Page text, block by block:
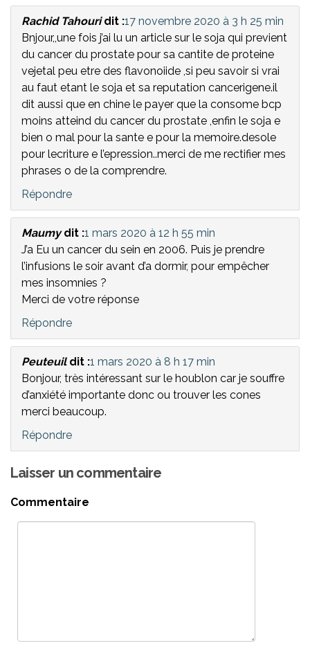
Rachid Tahouri dit :17 novembre 2020 à 3 h 25 min
Bnjour,,une fois j’ai lu un article sur le soja qui previent
du cancer du prostate pour sa cantite de proteine
vejetal peu etre des flavonoiide ,si peu savoir si vrai
au faut etant le soja et sa reputation cancerigene.il
dit aussi que en chine le payer que la consome bcp
moins atteind du cancer du prostate ,enfin le soja e
bien o mal pour la sante e pour la memoire.desole
pour lecriture e l’epression..merci de me rectifier mes
phrases o de la comprendre.
Répondre
Maumy dit :1 mars 2020 à 12 h 55 min
J’a Eu un cancer du sein en 2006. Puis je prendre
l’infusions le soir avant d’a dormir, pour empêcher
mes insomnies ?
Merci de votre réponse
Répondre
Peuteuil dit :1 mars 2020 à 8 h 17 min
Bonjour, très intéressant sur le houblon car je souffre
d’anxiété importante donc ou trouver les cones
merci beaucoup.
Répondre
Laisser un commentaire
Commentaire